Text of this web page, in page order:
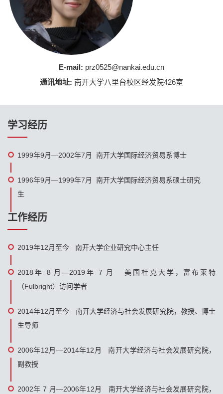
E-mail: prz0525@nankai.edu.cn
通讯地址: 南开大学八里台校区经发院426室
学习经历
1999年9月—2002年7月 南开大学国际经济贸易系博士
1996年9月—1999年7月 南开大学国际经济贸易系硕士研究
生
工作经历
2019年12月至今 南开大学企业研究中心主任
2018年 8 月—2019年 7 月 美国杜克大学，富布莱特
（Fulbright）访问学者
2014年12月至今 南开大学经济与社会发展研究院，教授、博士
生导师
2006年12月—2014年12月 南开大学经济与社会发展研究院，
副教授
2002年 7 月—2006年12月 南开大学经济与社会发展研究院，